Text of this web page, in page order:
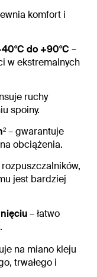
komfort i
do +90°C –
w ekstremalnych
ruchy
spoiny.
– gwarantuje
obciążenia.
jest bardziej
– łatwo
na miano kleju
trwałego i